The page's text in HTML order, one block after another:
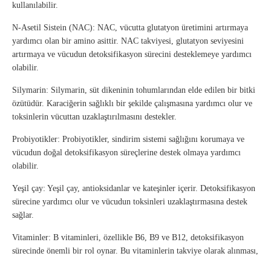
kullanılabilir.
N-Asetil Sistein (NAC): NAC, vücutta glutatyon üretimini artırmaya
yardımcı olan bir amino asittir. NAC takviyesi, glutatyon seviyesini
artırmaya ve vücudun detoksifikasyon sürecini desteklemeye yardımcı
olabilir.
Silymarin: Silymarin, süt dikeninin tohumlarından elde edilen bir bitki
özütüdür. Karaciğerin sağlıklı bir şekilde çalışmasına yardımcı olur ve
toksinlerin vücuttan uzaklaştırılmasını destekler.
Probiyotikler: Probiyotikler, sindirim sistemi sağlığını korumaya ve
vücudun doğal detoksifikasyon süreçlerine destek olmaya yardımcı
olabilir.
Yeşil çay: Yeşil çay, antioksidanlar ve kateşinler içerir. Detoksifikasyon
sürecine yardımcı olur ve vücudun toksinleri uzaklaştırmasına destek
sağlar.
Vitaminler: B vitaminleri, özellikle B6, B9 ve B12, detoksifikasyon
sürecinde önemli bir rol oynar. Bu vitaminlerin takviye olarak alınması,